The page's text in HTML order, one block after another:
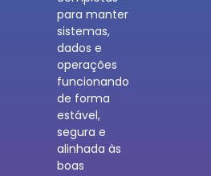
para manter
sistemas,
dados e
operações
funcionando
de forma
estável,
segura e
alinhada às
boas